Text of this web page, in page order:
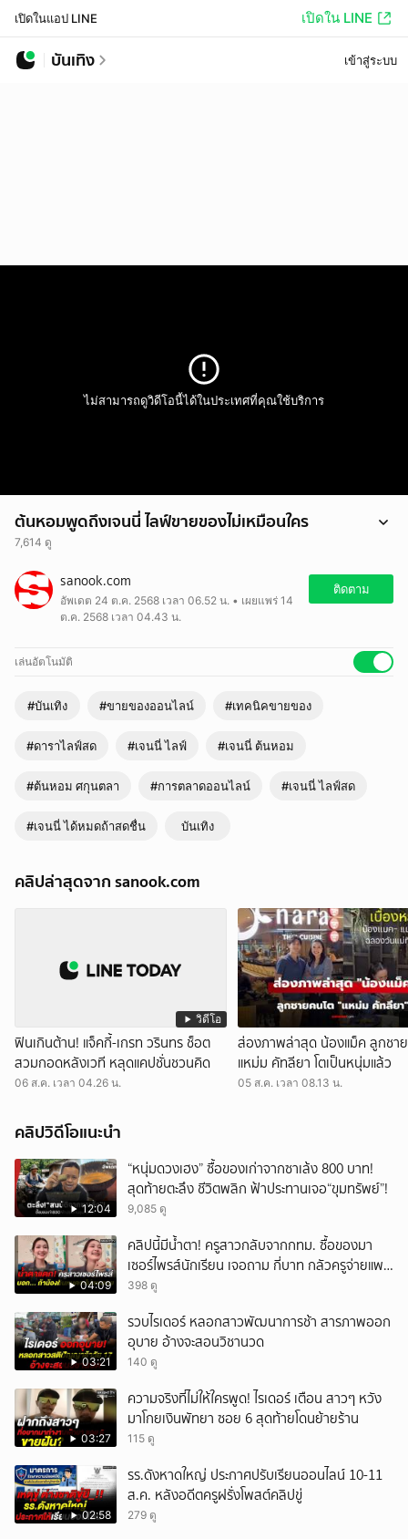
เปิดในแอป LINE เปิดใน LINE
บันเทิง เข้าสู่ระบบ
ไม่สามารถดูวิดีโอนี้ได้ในประเทศที่คุณใช้บริการ
ต้นหอมพูดถึงเจนนี่ ไลฟ์ขายของไม่เหมือนใคร
7,614 ดู
ต้นหอมพูดถึงเจนนี่ ไลฟ์ขายของไม่เหมือนใคร
sanook.com
อัพเดต 24 ต.ค. 2568 เวลา 06.52 น. • เผยแพร่ 14
ต.ค. 2568 เวลา 04.43 น.
ติดตาม
เล่นอัตโนมัติ
#บันเทิง #ขายของออนไลน์ #เทคนิคขายของ
#ดาราไลฟ์สด #เจนนี่ ไลฟ์ #เจนนี่ ต้นหอม
#ต้นหอม ศกุนตลา #การตลาดออนไลน์ #เจนนี่ ไลฟ์สด
#เจนนี่ ได้หมดถ้าสดชื่น บันเทิง
คลิปล่าสุดจาก sanook.com
วิดีโอ
ฟินเกินต้าน! แจ็คกี้-เกรท วรินทร ช็อต
สวมกอดหลังเวที หลุดแคปชั่นชวนคิด
06 ส.ค. เวลา 04.26 น.
ส่องภาพล่าสุด น้องแม็ค ลูกชา
แหม่ม คัทลียา โตเป็นหนุ่มแล้ว
05 ส.ค. เวลา 08.13 น.
คลิปวิดีโอแนะนำ
12:04
“หนุ่มดวงเฮง” ซื้อของเก่าจากซาเล้ง 800 บาท!
สุดท้ายตะลึง ชีวิตพลิก ฟ้าประทานเจอ“ขุมทรัพย์”!
9,085 ดู
04:09
คลิปนี้มีน้ำตา! ครูสาวกลับจากกทม. ซื้อของมา
เซอร์ไพรส์นักเรียน เจอถาม กี่บาท กลัวครูจ่ายแพง
w
398 ดู
03:21
รวบไรเดอร์ หลอกสาวพัฒนาการช้า สารภาพออก
อุบาย อ้างจะสอนวิชานวด
140 ดู
03:27
ความจริงที่ไม่ให้ใครพูด! ไรเดอร์ เตือน สาวๆ หวัง
มาโกยเงินพัทยา ซอย 6 สุดท้ายโดนย้ายร้าน
115 ดู
02:58
รร.ดังหาดใหญ่ ประกาศปรับเรียนออนไลน์ 10-11
ส.ค. หลังอดีตครูฝรั่งโพสต์คลิปขู่
279 ดู